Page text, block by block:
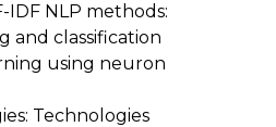
IDF NLP methods:
and classification
using neuron
Technologies